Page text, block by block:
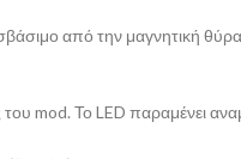
από την μαγνητική
mod. Το LED παραμένει